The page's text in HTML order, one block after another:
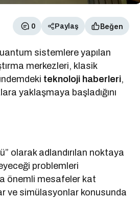
0 Paylaş Beğen
sistemlere yapılan
merkezleri, klasik
teknoloji haberleri,
yaklaşmaya başladığını
olarak adlandırılan noktaya
problemleri
önemli mesafeler kat
ve simülasyonlar konusunda